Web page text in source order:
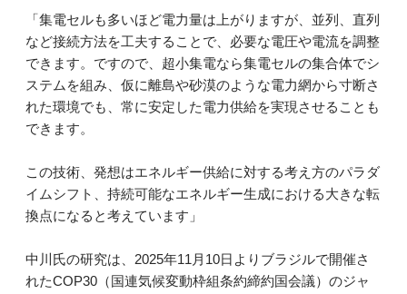
「集電セルも多いほど電力量は上がりますが、並列、直列
など接続方法を工夫することで、必要な電圧や電流を調整
できます。ですので、超小集電なら集電セルの集合体でシ
ステムを組み、仮に離島や砂漠のような電力網から寸断さ
れた環境でも、常に安定した電力供給を実現させることも
できます。
この技術、発想はエネルギー供給に対する考え方のパラダ
イムシフト、持続可能なエネルギー生成における大きな転
換点になると考えています」
中川氏の研究は、2025年11月10日よりブラジルで開催さ
れたCOP30（国連気候変動枠組条約締約国会議）のジャ